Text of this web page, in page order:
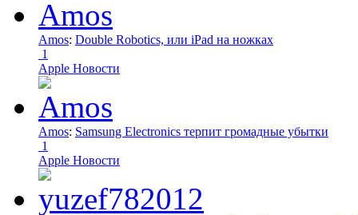
Amos: Double Robotics, или iPad на ножках
1
Apple Новости
Amos: Samsung Electronics терпит громадные убытки
1
Apple Новости